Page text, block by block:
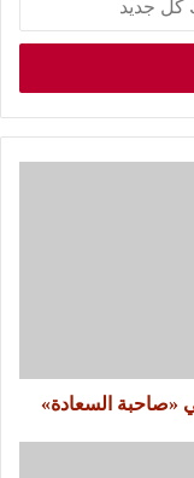
«صاحبة السعادة»